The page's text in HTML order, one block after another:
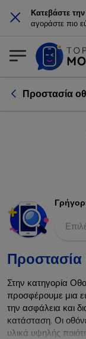
× Κατεβάστε
αγοράστε πιο
Προστασία
Προστασία
Στην κατηγορία
προσφέρουμε μια
την ασφάλεια και
κατάσταση. Οι
υλικά υψηλής